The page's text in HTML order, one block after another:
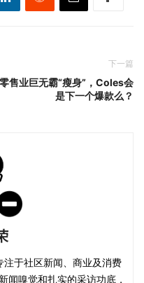
下一篇
零售业巨无霸“瘦身”，Coles会
是下一个爆款么？
于社区新闻、商业及消费
闻嗅觉和扎实的采访功底，